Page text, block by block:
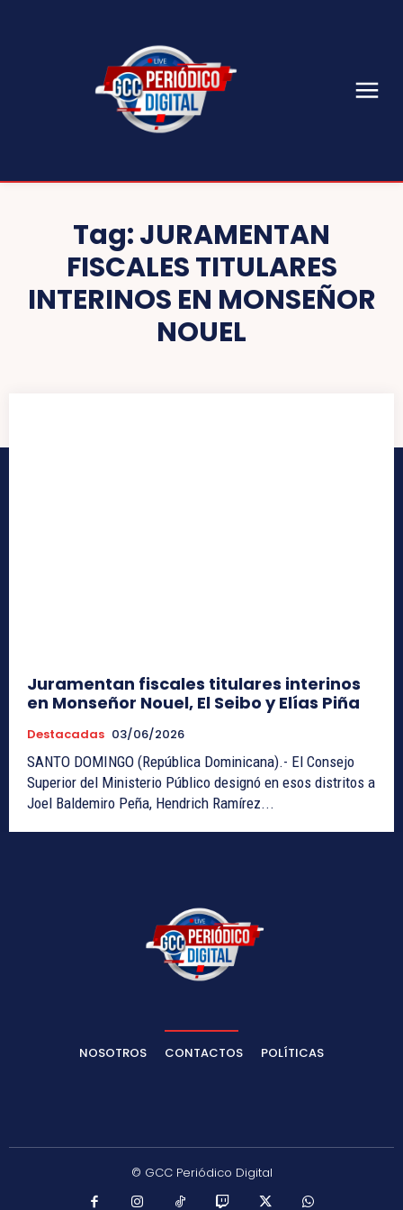
Tag:JURAMENTAN
FISCALES TITULARES
INTERINOS EN MONSEÑOR
NOUEL
Juramentan fiscales titulares interinos
en Monseñor Nouel, El Seibo y Elías Piña
Destacadas 03/06/2026
SANTO DOMINGO (República Dominicana).- El Consejo
Superior del Ministerio Público designó en esos distritos a
Joel Baldemiro Peña, Hendrich Ramírez...
NOSOTROS CONTACTOS POLÍTICAS
© GCC Periódico Digital